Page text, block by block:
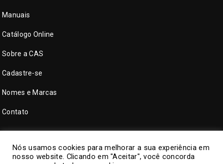
Manuais
Catálogo Online
Sobre a CAS
Cadastre-se
Nomes e Marcas
Contato
Nós usamos cookies para melhorar a sua experiência em
nosso website. Clicando em "Aceitar", você concorda